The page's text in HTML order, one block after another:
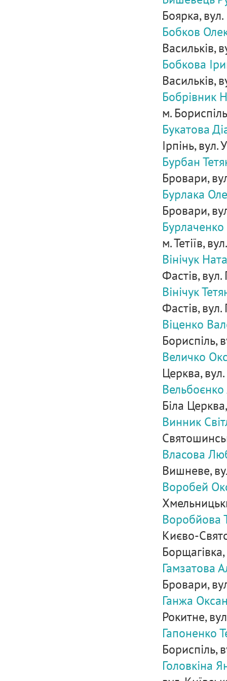
Боярка,
Бобков
Васильків,
Бобкова
Васильків,
Бобрівник
м.
Букатова
Ірпінь, вул.
Бурбан
Бровари,
Бурлака
Бровари,
м. Тетіїв,
Вінічук
Фастів, вул.
Вінічук
Фастів, вул.
Віценко
Бориспіль,
Величко
Церква,
Біла
Винник
Власова
Вишневе,
Воробей
Воробйова
Києво-
Гамзатова
Бровари,
Ганжа
Рокитне,
Гапоненко
Бориспіль,
Головкіна